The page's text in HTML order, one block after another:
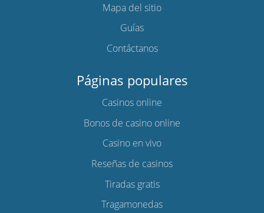
Mapa del sitio
Guías
Contáctanos
Páginas populares
Casinos online
Bonos de casino online
Casino en vivo
Reseñas de casinos
Tiradas gratis
Tragamonedas